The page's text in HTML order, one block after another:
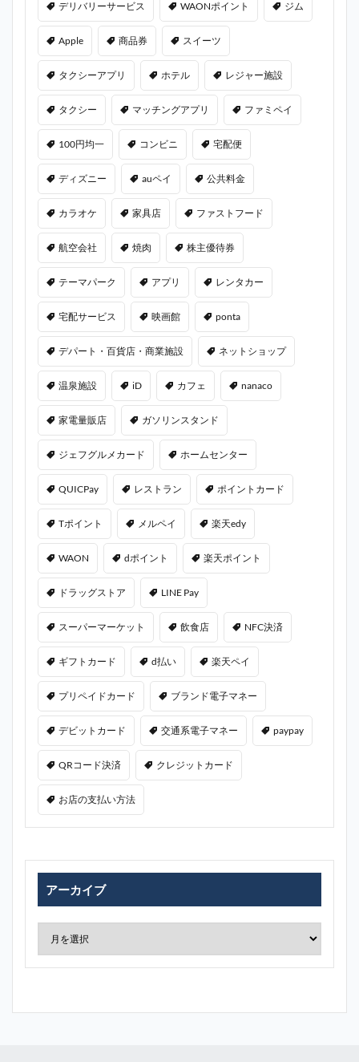
デリバリーサービス WAONポイント ジム
Apple 商品券 スイーツ
タクシーアプリ ホテル レジャー施設
タクシー マッチングアプリ ファミペイ
100円均一 コンビニ 宅配便
ディズニー auペイ 公共料金
カラオケ 家具店 ファストフード
航空会社 焼肉 株主優待券
テーマパーク アプリ レンタカー
宅配サービス 映画館 ponta
デパート・百貨店・商業施設 ネットショップ
温泉施設 iD カフェ nanaco
家電量販店 ガソリンスタンド
ジェフグルメカード ホームセンター
QUICPay レストラン ポイントカード
Tポイント メルペイ 楽天edy
WAON dポイント 楽天ポイント
ドラッグストア LINE Pay
スーパーマーケット 飲食店 NFC決済
ギフトカード d払い 楽天ペイ
プリペイドカード ブランド電子マネー
デビットカード 交通系電子マネー paypay
QRコード決済 クレジットカード
お店の支払い方法
アーカイブ